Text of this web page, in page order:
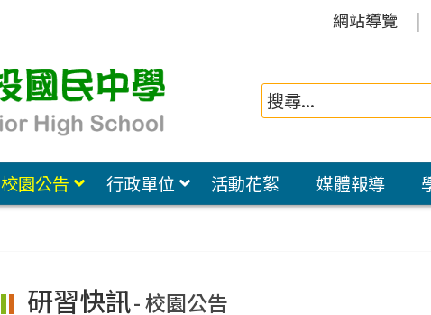
網站導覽
校園公告 行政單位 活動花絮 媒體報導
研習快訊- 校園公告